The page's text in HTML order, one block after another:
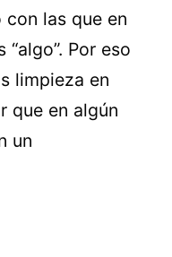
las que en
Por eso
limpieza en
que en algún
un